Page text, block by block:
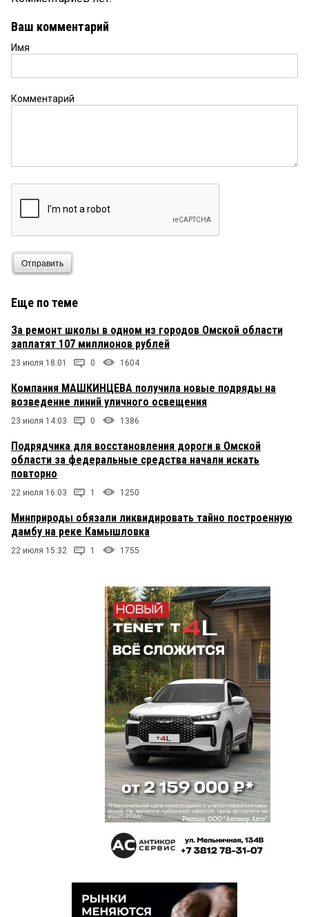
Ваш комментарий
Имя
Комментарий
Отправить
Еще по теме
За ремонт школы в одном из городов Омской области
заплатят 107 миллионов рублей
23 июля 18:01 0 1604
Компания МАШКИНЦЕВА получила новые подряды на
возведение линий уличного освещения
23 июля 14:03 0 1386
Подрядчика для восстановления дороги в Омской
области за федеральные средства начали искать
повторно
22 июля 16:03 1 1250
Минприроды обязали ликвидировать тайно построенную
дамбу на реке Камышловка
22 июля 15:32 1 1755